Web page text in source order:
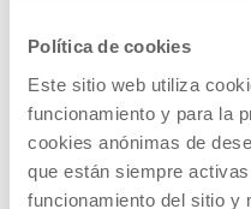
Política de cookies
Este sitio web utiliza
funcionamiento y para la
cookies anónimas de
que están siempre
funcionamiento del sitio y
APOYO AL NIÑO
EN LA